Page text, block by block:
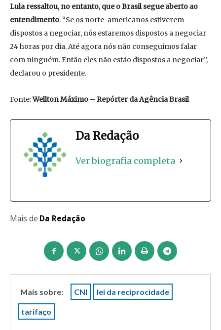
Lula ressaltou, no entanto, que o Brasil segue aberto ao
entendimento. “Se os norte-americanos estiverem
dispostos a negociar, nós estaremos dispostos a negociar
24 horas por dia. Até agora nós não conseguimos falar
com ninguém. Então eles não estão dispostos a negociar”,
declarou o presidente.
Fonte:Wellton Máximo – Repórter da Agência Brasil
Da Redação
Ver biografia completa
Mais de Da Redação
Mais sobre: CNI lei da reciprocidade
tarifaço